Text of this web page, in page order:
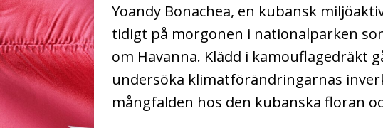
Yoandy Bonachea, en kubansk
tidigt på morgonen i nationalparken
om Havanna. Klädd i kamouflagedräkt
undersöka klimatförändringarnas
mångfalden hos den kubanska floran